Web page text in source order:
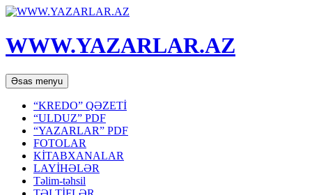
WWW.YAZARLAR.AZ
Axtar
Əsas menyu Mühtəviyyata
keç
“KREDO” QƏZETİ
“ULDUZ” PDF
“YAZARLAR” PDF
FOTOLAR
KİTABXANALAR
LAYİHƏLƏR
Təlim-təhsil